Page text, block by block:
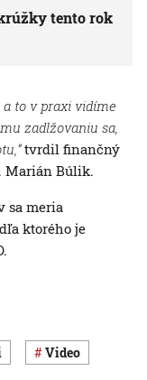
tento rok
to v praxi vidíme
zadlžovaniu sa,
tvrdil finančný
Marián Búlik.
sa meria
ktorého je
Video